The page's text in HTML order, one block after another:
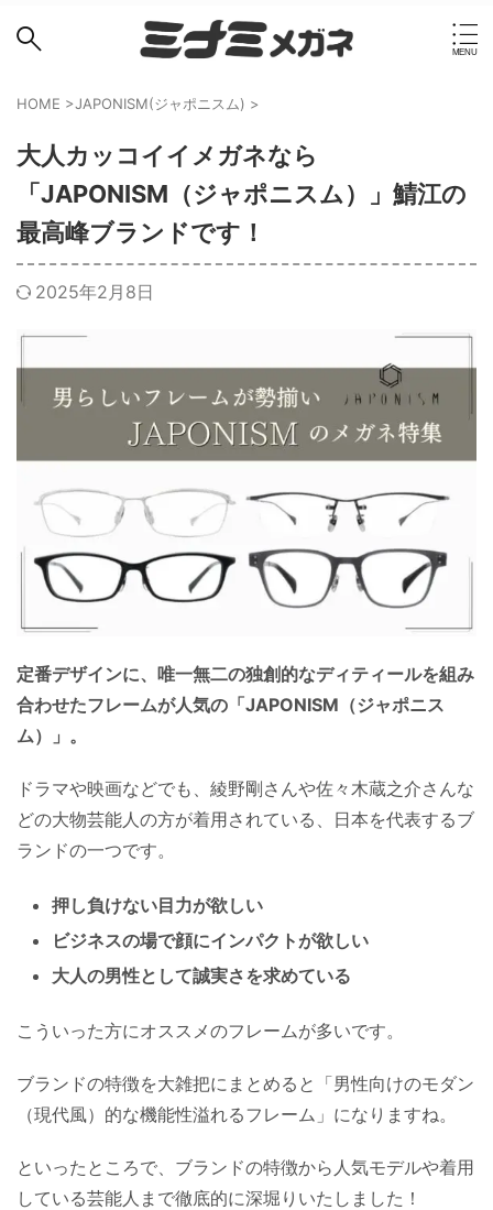
HOME >JAPONISM(ジャポニスム) >
大人カッコイイメガネなら
「JAPONISM（ジャポニスム）」鯖江の
最高峰ブランドです！
2025年2月8日
定番デザインに、唯一無二の独創的なディティールを組み
合わせたフレームが人気の「JAPONISM（ジャポニス
ム）」。
ドラマや映画などでも、綾野剛さんや佐々木蔵之介さんな
どの大物芸能人の方が着用されている、日本を代表するブ
ランドの一つです。
押し負けない目力が欲しい
ビジネスの場で顔にインパクトが欲しい
大人の男性として誠実さを求めている
こういった方にオススメのフレームが多いです。
ブランドの特徴を大雑把にまとめると「男性向けのモダン
（現代風）的な機能性溢れるフレーム」になりますね。
といったところで、ブランドの特徴から人気モデルや着用
している芸能人まで徹底的に深堀りいたしました！